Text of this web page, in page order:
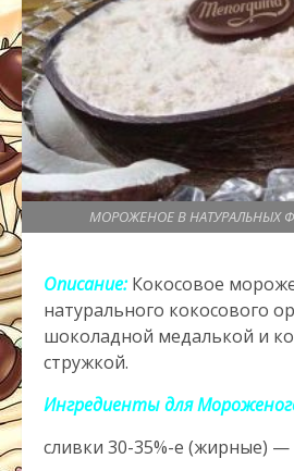
МОРОЖЕНОЕ В НАТУРАЛЬНЫХ
Описание: Кокосовое
натурального кокосового
шоколадной медалькой и
стружкой.
Ингредиенты для
сливки 30-35%-е (жирные) —